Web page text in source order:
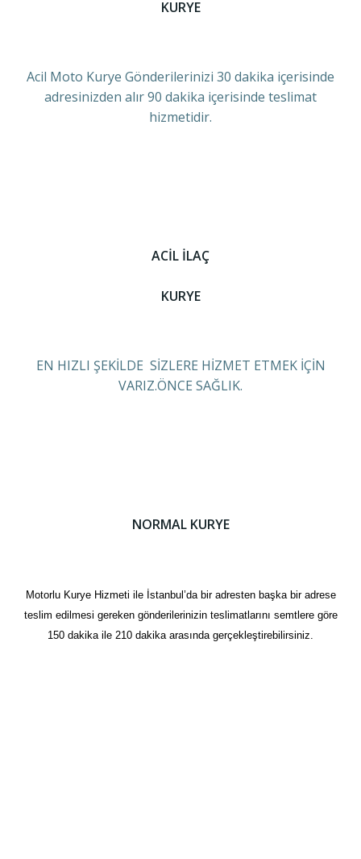
KURYE
Acil Moto Kurye Gönderilerinizi 30 dakika içerisinde
adresinizden alır 90 dakika içerisinde teslimat
hizmetidir.
ACİL İLAÇ
KURYE
EN HIZLI ŞEKİLDE SİZLERE HİZMET ETMEK İÇİN
VARIZ.ÖNCE SAĞLIK.
NORMAL KURYE
Motorlu Kurye Hizmeti ile İstanbul’da bir adresten başka bir adrese
teslim edilmesi gereken gönderilerinizin teslimatlarını semtlere göre
150 dakika ile 210 dakika arasında gerçekleştirebilirsiniz.